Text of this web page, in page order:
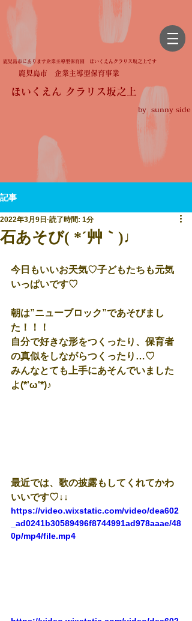
鹿児島市にあります企業主導型保育園 ほいくえんクラリス坂之上です
鹿児島市 企業主導型保育事業
ほいくえん クラリス坂之上
by sunny side
記事
石あそび( *´艸｀)♩
2022年3月9日 読了時間: 1分
今日もいいお天気♡子どもたちも元気
いっぱいです♡
朝は”ニューブロック”であそびまし
た！！！
自分で好きな形をつくったり、保育者
の真似をしながらつくったり…♡
みんなとても上手にあそんでいました
よ(*'ω'*)♪
最近では、歌の披露もしてくれてかわ
いいです♡↓↓
https://video.wixstatic.com/video/dea602
_ad0241b30589496f8744991ad978aaae/48
0p/mp4/file.mp4